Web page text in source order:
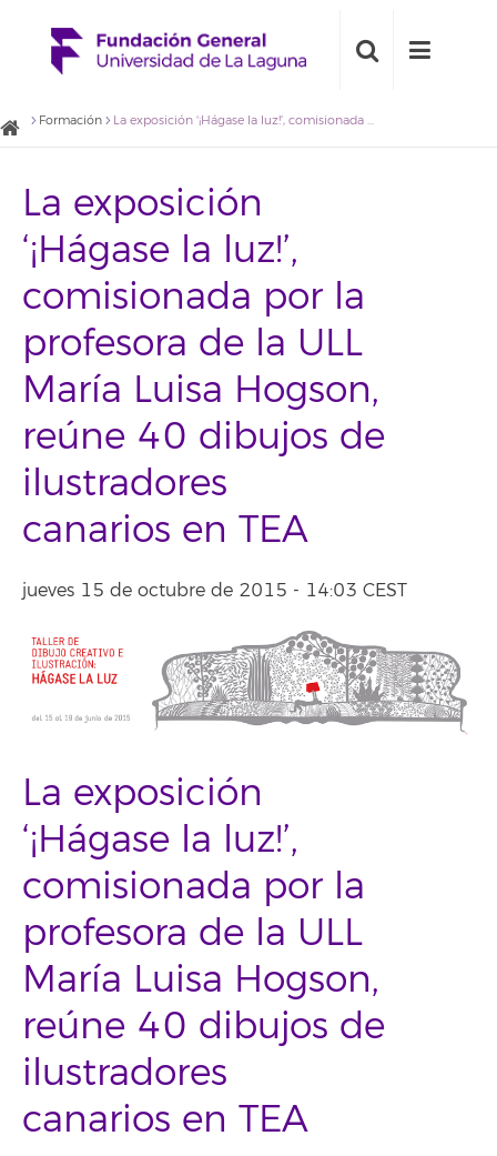
Formación La exposición ‘¡Hágase la luz!’, comisionada por la profesora de la ULL María Luisa Hogson, reúne 40 dibujos de ilustradores canarios en TEA
La exposición
‘¡Hágase la luz!’,
comisionada por la
profesora de la ULL
María Luisa Hogson,
reúne 40 dibujos de
ilustradores
canarios en TEA
jueves 15 de octubre de 2015 - 14:03 CEST
La exposición
‘¡Hágase la luz!’,
comisionada por la
profesora de la ULL
María Luisa Hogson,
reúne 40 dibujos de
ilustradores
canarios en TEA